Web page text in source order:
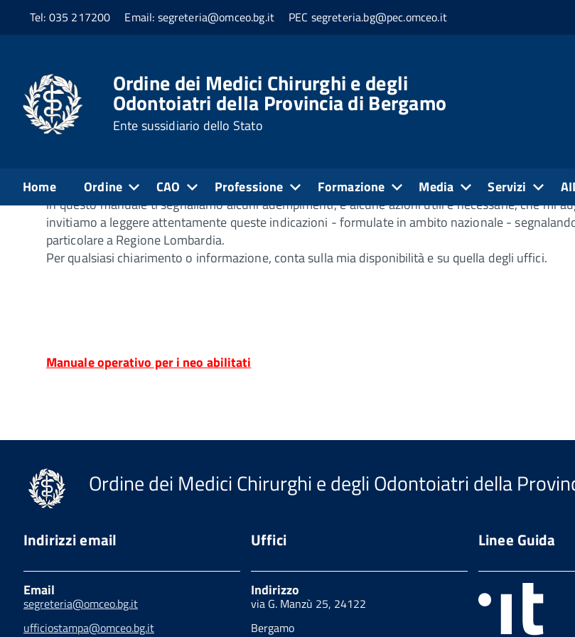
Tel: 035 217200 Email: segreteria@omceo.bg.it PEC segreteria.bg@pec.omceo.it
Ordine dei Medici Chirurghi e degli
Odontoiatri della Provincia di Bergamo
Ente sussidiario dello Stato
Home Ordine CAO Professione Formazione Media Servizi
Home Professione Benvenuti!
Guida alla professione
in questo manuale ti segnaliamo alcuni adempimenti, e alcune azioni utili e necessarie, che mi
invitiamo a leggere attentamente queste indicazioni - formulate in ambito nazionale -
particolare a Regione Lombardia.
Per qualsiasi chiarimento o informazione, conta sulla mia disponibilità e su quella degli uffici.
Manuale operativo per i neo abilitati
Ordine dei Medici Chirurghi e degli Odontoiatri della
Indirizzi email
Email
segreteria@omceo.bg.it
ufficiostampa@omceo.bg.it
Uffici
Indirizzo
via G. Manzù 25, 24122
Bergamo
Linee Guida